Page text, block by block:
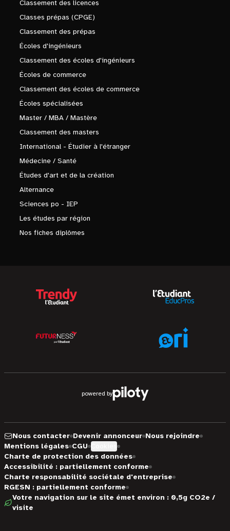
Classement des licences
Classes prépas (CPGE)
Classement des prépas
Écoles d'ingénieurs
Classement des écoles d'ingénieurs
Écoles de commerce
Classement des écoles de commerce
Écoles spécialisées
Master / MBA / Mastère
Classement des masters
International - Étudier à l'étranger
Médecine / Santé
Études d'art et de la création
Alternance
Sciences po - IEP
Les études par région
Nos fiches diplômes
powered by
Nous contacter Devenir annonceur Nous rejoindre
Mentions légales CGU
Charte de protection des données
Accessibilité : partiellement conforme
Charte responsabilité sociétale d'entreprise
RGESN : partiellement conforme
Votre navigation sur le site émet environ : 0,5g CO2e /
visite